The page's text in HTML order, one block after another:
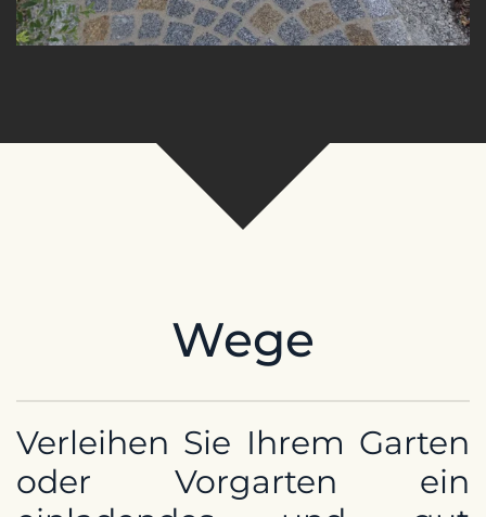
Wege
Verleihen Sie Ihrem Garten
oder Vorgarten ein